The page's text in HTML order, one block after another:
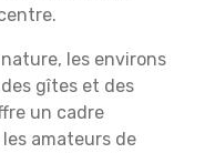
les environs
gîtes et des
un cadre
amateurs de